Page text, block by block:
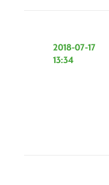
2018-07-17
13:34